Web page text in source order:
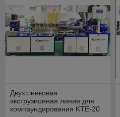
Двухшнековая
экструзионная линия для
компаундирования KTE-20